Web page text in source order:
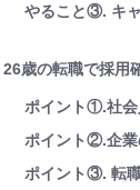
やること③. キ
26歳の転職で採用
ポイント①.社会
ポイント②.企業
ポイント③. 転